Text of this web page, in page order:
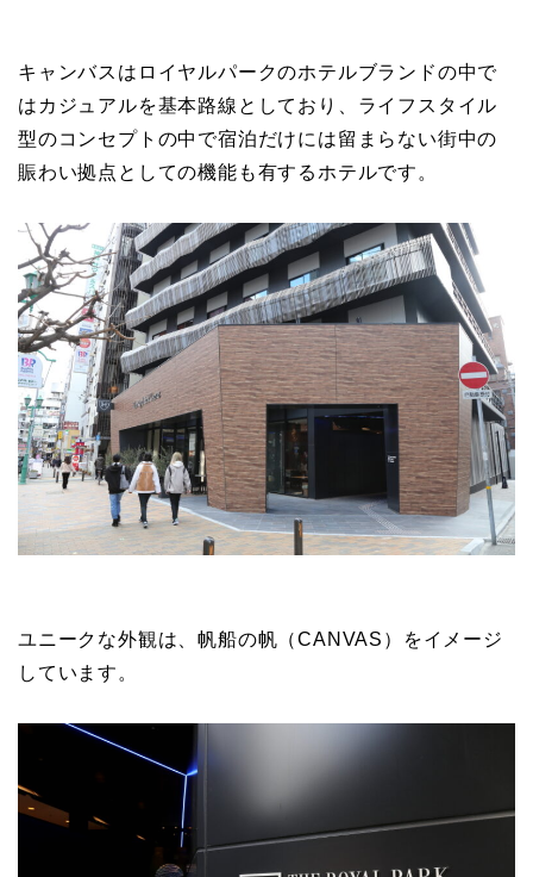
キャンバスはロイヤルパークのホテルブランドの中で
はカジュアルを基本路線としており、ライフスタイル
型のコンセプトの中で宿泊だけには留まらない街中の
賑わい拠点としての機能も有するホテルです。
ユニークな外観は、帆船の帆（CANVAS）をイメージ
しています。